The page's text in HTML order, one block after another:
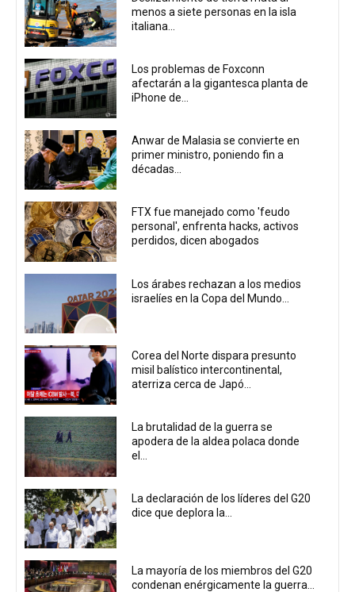
menos a siete personas en la isla
italiana...
Los problemas de Foxconn
afectarán a la gigantesca planta de
iPhone de...
Anwar de Malasia se convierte en
primer ministro, poniendo fin a
décadas...
FTX fue manejado como 'feudo
personal', enfrenta hacks, activos
perdidos, dicen abogados
Los árabes rechazan a los medios
israelíes en la Copa del Mundo...
Corea del Norte dispara presunto
misil balístico intercontinental,
aterriza cerca de Japó...
La brutalidad de la guerra se
apodera de la aldea polaca donde
el...
La declaración de los líderes del G20
dice que deplora la...
La mayoría de los miembros del G20
condenan enérgicamente la guerra...